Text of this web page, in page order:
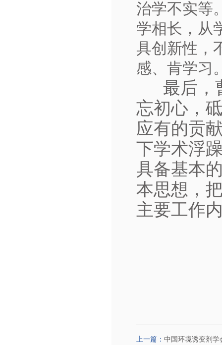
治学不实等
学相长，从
具创新性，
感、肯学习
最后，
忘初心，
应有的贡
下学术浮
具备基本
本思想，
主要工作
上一篇： 中国环境诱变剂学